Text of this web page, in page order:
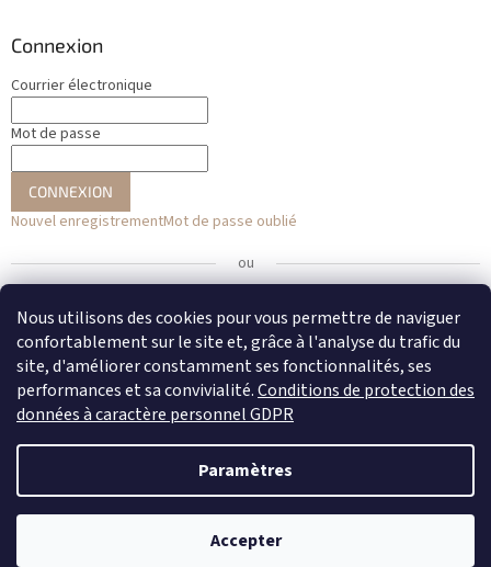
Nous utilisons des cookies pour vous permettre de naviguer
confortablement sur le site et, grâce à l'analyse du trafic du
site, d'améliorer constamment ses fonctionnalités, ses
performances et sa convivialité.Conditions de protection des
données à caractère personnel GDPR
Paramètres
Accepter
Connexion
Courrier électronique
Mot de passe
CONNEXION
Nouvel enregistrementMot de passe oublié
ou
Se connecter avec Facebook
Se connecter avec Google
Copyright 2026DENATO. Tous droits réservés.Modifier les
paramètres des cookies